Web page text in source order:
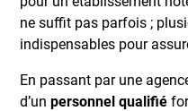
ne suffit pas parfois ;
indispensables pour
En passant par une
d’un personnel qualifié